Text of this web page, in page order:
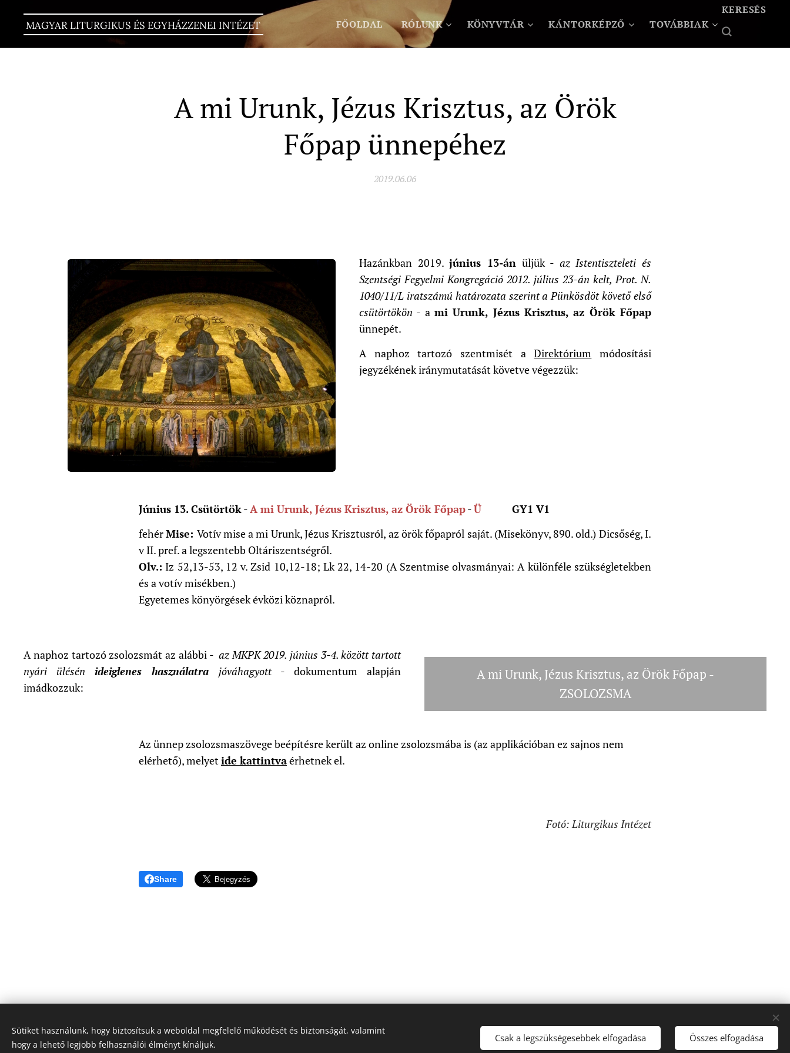
MAGYAR LITURGIKUS ÉS EGYHÁZZENEI INTÉZET FŐOLDAL RÓLUNK KÖNYVTÁR KÁNTORKÉPZŐ TOVÁBBIAK
KERESÉS
A mi Urunk, Jézus Krisztus, az Örök
Főpap ünnepéhez
2019.06.06
Hazánkban 2019.június 13-ánüljük - az Istentiszteleti és
Szentségi Fegyelmi Kongregáció 2012. július 23-án kelt, Prot. N.
1040/11/L iratszámú határozata szerint a Pünkösdöt követő első
csütörtökön - ami Urunk, Jézus Krisztus, az Örök Főpap
ünnepét.
A naphoz tartozó szentmisét aDirektórium módosítási
jegyzékének iránymutatását követve végezzük:
Június 13. Csütörtök-A mi Urunk, Jézus Krisztus, az Örök Főpap-Ü
GY1 V1
fehérMise: Votív mise a mi Urunk, Jézus Krisztusról, az örök főpapról saját. (Misekönyv, 890. old.) Dicsőség, I.
v II. pref. a legszentebb Oltáriszentségről.
Olv.: Iz 52,13-53, 12 v. Zsid 10,12-18; Lk 22, 14-20 (A Szentmise olvasmányai: A különféle szükségletekben
és a votív misékben.)
Egyetemes könyörgések évközi köznapról.
A naphoz tartozó zsolozsmát az alábbi -az MKPK 2019. június 3-4. között tartott
nyári ülésénideiglenes használatra jóváhagyott- dokumentum alapján
imádkozzuk:
A mi Urunk, Jézus Krisztus, az Örök Főpap -
ZSOLOZSMA
Az ünnep zsolozsmaszövege beépítésre került az online zsolozsmába is (az applikációban ez sajnos nem
elérhető), melyetide kattintvaérhetnek el.
Fotó: Liturgikus Intézet
Share
© Magyar Liturgikus és Egyházzenei Intézet, 2012-2025 1068 Budapest, Városligeti fasor 42. IKapcsolatIAdatvédelemIImpresszum Sütik
Sütiket használunk, hogy biztosítsuk a weboldal megfelelő működését és biztonságát, valamint
hogy a lehető legjobb felhasználói élményt kínáljuk.
Csak a legszükségesebbek elfogadása Összes elfogadása